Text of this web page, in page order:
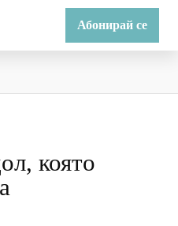
Абонирай се
която